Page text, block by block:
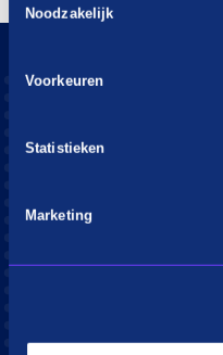
Noodzakelijk
Voorkeuren
Statistieken
Marketing
Consumenten
Hoe werkt in3
Klantenservice
Moeite met betalen?
in3 voor webshops